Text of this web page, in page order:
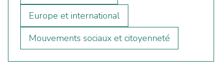
Europe et international
Mouvements sociaux et citoyenneté